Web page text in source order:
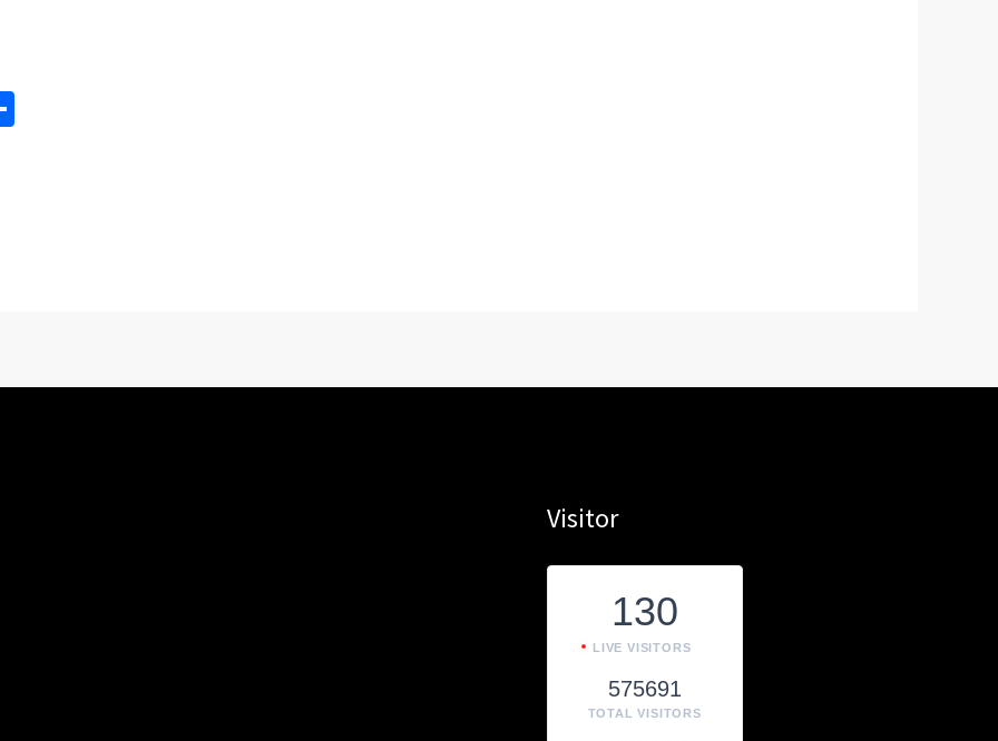
Visitor
130
LIVE VISITORS
575691
TOTAL VISITORS